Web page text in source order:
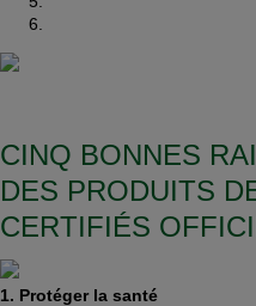
CINQ BONNES
DES PRODUITS
CERTIFIÉS
1. Protéger la santé